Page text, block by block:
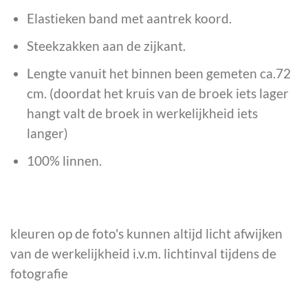
Elastieken band met aantrek koord.
Steekzakken aan de zijkant.
Lengte vanuit het binnen been gemeten ca.72
cm. (doordat het kruis van de broek iets lager
hangt valt de broek in werkelijkheid iets
langer)
100% linnen.
kleuren op de foto's kunnen altijd licht afwijken
van de werkelijkheid i.v.m. lichtinval tijdens de
fotografie